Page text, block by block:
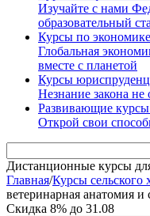
Изучайте с нами
образовательный
Курсы по
Глобальная
вместе с планетой
Курсы
Незнание закона не
Развивающие
Открой свои
Дистанционные курсы
Главная/Курсы сельского
ветеринарная анатомия и
Скидка 8% до 31.08